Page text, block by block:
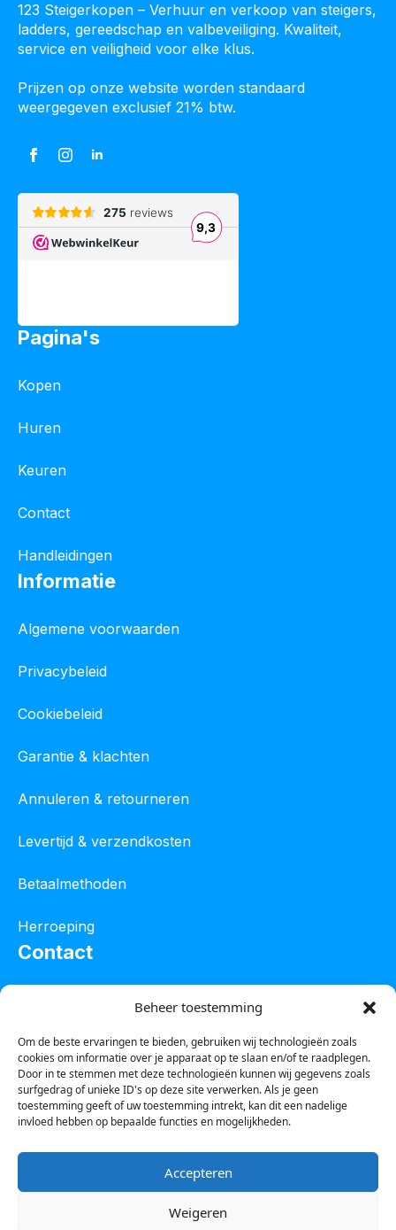
Beheer toestemming
Om de beste ervaringen te bieden, gebruiken wij technologieën zoals
cookies om informatie over je apparaat op te slaan en/of te raadplegen.
Door in te stemmen met deze technologieën kunnen wij gegevens zoals
surfgedrag of unieke ID's op deze site verwerken. Als je geen
toestemming geeft of uw toestemming intrekt, kan dit een nadelige
invloed hebben op bepaalde functies en mogelijkheden.
Accepteren
Weigeren
123 Steigerkopen – Verhuur en verkoop van steigers,
ladders, gereedschap en valbeveiliging. Kwaliteit,
service en veiligheid voor elke klus.
Prijzen op onze website worden standaard
weergegeven exclusief 21% btw.
Pagina's
Kopen
Huren
Keuren
Contact
Handleidingen
Informatie
Algemene voorwaarden
Privacybeleid
Cookiebeleid
Garantie & klachten
Annuleren & retourneren
Levertijd & verzendkosten
Betaalmethoden
Herroeping
Contact
Tel :0850601800
Whatsapp : 0623388306
KvK leeuwarden : 61835943
BTW nr : NL001450418B86